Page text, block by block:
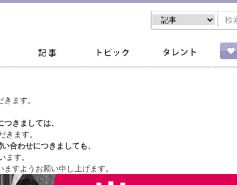
ます。
きましては、
きます。
い合わせにつきましても、
ます。
すようお願い申し上げます。